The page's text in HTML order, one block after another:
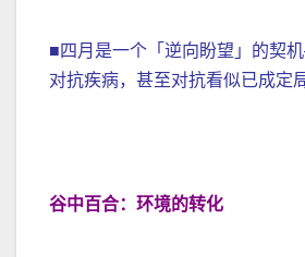
■四月是一个「逆向盼望」的契
对抗疾病，甚至对抗看似已成定
谷中百合：环境的转化